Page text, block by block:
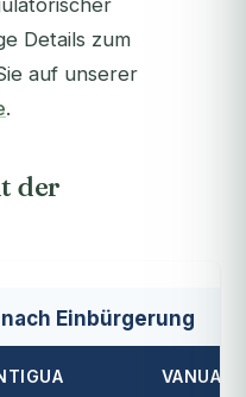
Details zum
auf unserer
.
der
Einbürgerung
VANUATU